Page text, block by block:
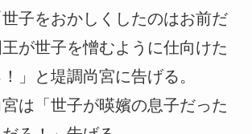
子をおかしくしたのはお前だ
が世子を憎むように仕向けた
」と堤調尚宮に告げる。
は「世子が暎嬪の息子だった